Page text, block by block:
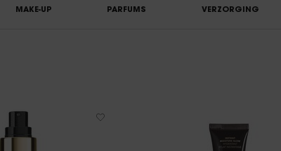
MAKE-UP PARFUMS VERZORGING